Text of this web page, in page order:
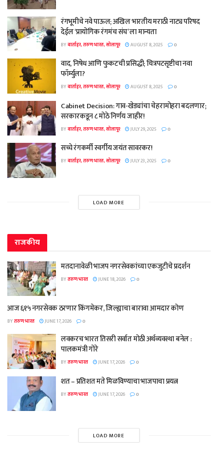
रंगभूमीचे नवे पाऊल; अखिल भारतीय मराठी नाट्य परिषद
देईल ‘प्रायोगिक रंगमंच संघ’ ला मान्यता
BYवार्ताहर, तरुण भारत, सोलापूर AUGUST 8, 2025 0
वाद, निषेध आणि फुकटची प्रसिद्धी; चित्रपटसृष्टीचा नवा
फॉर्म्युला?
BYवार्ताहर, तरुण भारत, सोलापूर AUGUST 8, 2025 0
Cabinet Decision: गाव-खेड्यांचा चेहरामोहरा बदलणार;
सरकारकडून ८ मोठे निर्णय जाहीर!
BYवार्ताहर, तरुण भारत, सोलापूर JULY 29, 2025 0
सच्चे रंगकर्मी स्वर्गीय जयंत सावरकर!
BYवार्ताहर, तरुण भारत, सोलापूर JULY 23, 2025 0
LOAD MORE
राजकीय
मतदानावेळी भाजप नगरसेवकांच्या एकजुटीचे प्रदर्शन
BYतरुण भारत JUNE 18, 2026 0
आज ६१५ नगरसेवक ठरणार किंगमेकर, जिल्ह्याचा बारावा आमदार कोण
BYतरुण भारत JUNE 17, 2026 0
लवकरच भारत तिसरी सर्वात मोठी अर्थव्यवस्था बनेल :
पालकमंत्री गोरे
BYतरुण भारत JUNE 17, 2026 0
शत – प्रतिशत मते मिळविण्याचा भाजपाचा प्रयत्न
BYतरुण भारत JUNE 17, 2026 0
LOAD MORE